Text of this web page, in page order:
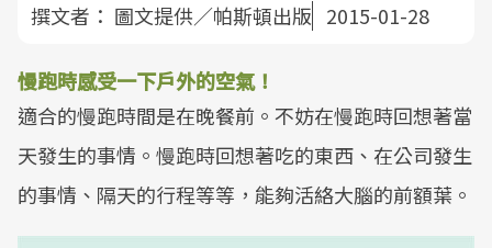
撰文者： 圖文提供／帕斯頓出版 2015-01-28
慢跑時感受一下戶外的空氣！
適合的慢跑時間是在晚餐前。不妨在慢跑時回想著當
天發生的事情。慢跑時回想著吃的東西、在公司發生
的事情、隔天的行程等等，能夠活絡大腦的前額葉。